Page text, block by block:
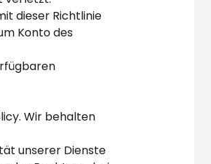
dieser Richtlinie
Konto des
Wir behalten
unserer Dienste